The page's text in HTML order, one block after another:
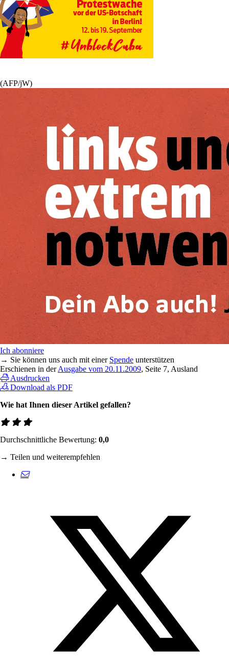
(AFP/jW)
Ich abonniere
→ Sie können uns auch mit einer Spende unterstützen
Erschienen in derAusgabe vom 20.11.2009, Seite 7, Ausland
Ausdrucken
Download als PDF
Wie hat Ihnen dieser Artikel gefallen?
Durchschnittliche Bewertung: 0,0
→ Teilen und weiterempfehlen